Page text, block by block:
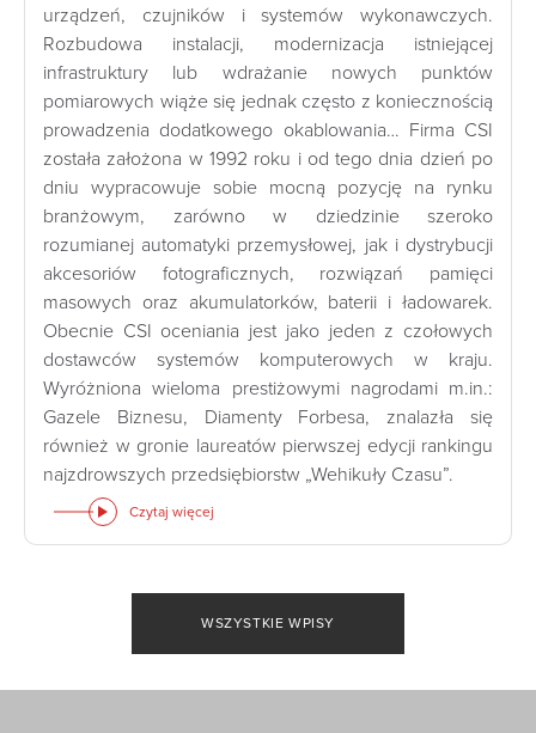
urządzeń, czujników i systemów wykonawczych.
Rozbudowa instalacji, modernizacja istniejącej
infrastruktury lub wdrażanie nowych punktów
pomiarowych wiąże się jednak często z koniecznością
prowadzenia dodatkowego okablowania… Firma CSI
została założona w 1992 roku i od tego dnia dzień po
dniu wypracowuje sobie mocną pozycję na rynku
branżowym, zarówno w dziedzinie szeroko
rozumianej automatyki przemysłowej, jak i dystrybucji
akcesoriów fotograficznych, rozwiązań pamięci
masowych oraz akumulatorków, baterii i ładowarek.
Obecnie CSI oceniania jest jako jeden z czołowych
dostawców systemów komputerowych w kraju.
Wyróżniona wieloma prestiżowymi nagrodami m.in.:
Gazele Biznesu, Diamenty Forbesa, znalazła się
również w gronie laureatów pierwszej edycji rankingu
najzdrowszych przedsiębiorstw „Wehikuły Czasu”.
Czytaj więcej
WSZYSTKIE WPISY